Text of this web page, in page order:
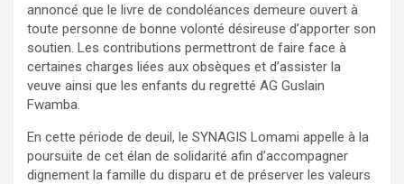
annoncé que le livre de condoléances demeure ouvert à
toute personne de bonne volonté désireuse d’apporter son
soutien. Les contributions permettront de faire face à
certaines charges liées aux obsèques et d’assister la
veuve ainsi que les enfants du regretté AG Guslain
Fwamba.
En cette période de deuil, le SYNAGIS Lomami appelle à la
poursuite de cet élan de solidarité afin d’accompagner
dignement la famille du disparu et de préserver les valeurs